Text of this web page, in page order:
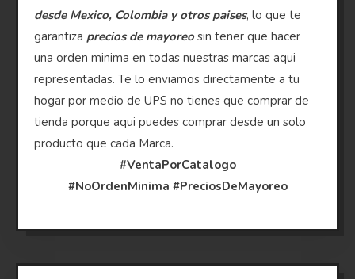
desde Mexico, Colombia y otros paises, lo que te
garantizaprecios de mayoreo sin tener que hacer
una orden minima en todas nuestras marcas aqui
representadas. Te lo enviamos directamente a tu
hogar por medio de UPS no tienes que comprar de
tienda porque aqui puedes comprar desde un solo
producto que cada Marca.
#VentaPorCatalogo
#NoOrdenMinima #PreciosDeMayoreo